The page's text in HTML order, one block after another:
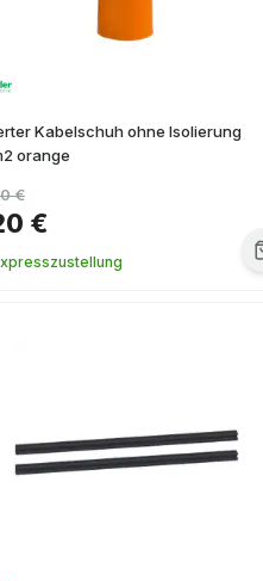
Kabelschuh ohne Isolierung
orange
€
€